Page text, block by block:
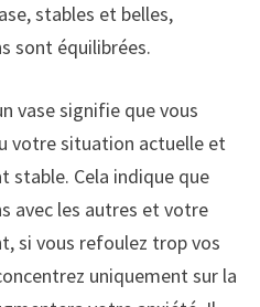
stables et belles,
sont équilibrées.
vase signifie que vous
votre situation actuelle et
stable. Cela indique que
avec les autres et votre
si vous refoulez trop vos
uniquement sur la